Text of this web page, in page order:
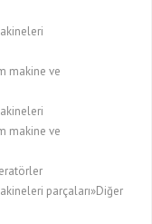
makine ve
makine ve
parçaları»Diğer